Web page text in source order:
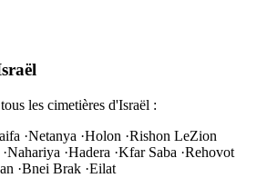
les cimetières d'Israël :
·Netanya ·Holon ·Rishon LeZion
·Nahariya ·Hadera ·Kfar Saba ·Rehovot
·Bnei Brak ·Eilat